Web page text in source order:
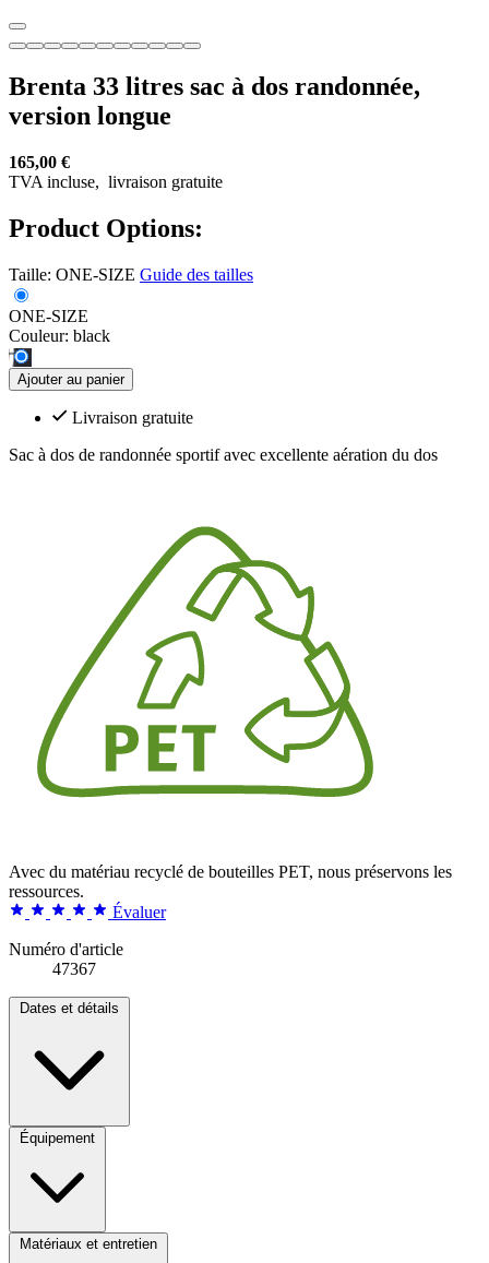
Brenta 33 litres sac à dos randonnée,
version longue
165,00 €
TVA incluse, livraison gratuite
Product Options:
Taille: ONE-SIZE Guide des tailles
ONE-SIZE
Couleur: black
Ajouter au panier
Livraison gratuite
Sac à dos de randonnée sportif avec excellente aération du dos
Avec du matériau recyclé de bouteilles PET, nous préservons les
ressources.
Évaluer
Numéro d'article
47367
Dates et détails
Équipement
Matériaux et entretien